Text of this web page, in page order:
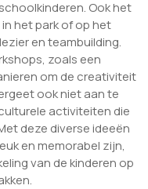
Ook het
het park of op het
en teambuilding.
zoals een
om de creativiteit
ook niet aan te
activiteiten die
deze diverse ideeën
en memorabel zijn,
van de kinderen op